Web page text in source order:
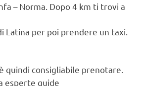
– Norma. Dopo 4 km ti trovi a
per poi prendere un taxi.
quindi consigliabile prenotare.
esperte guide